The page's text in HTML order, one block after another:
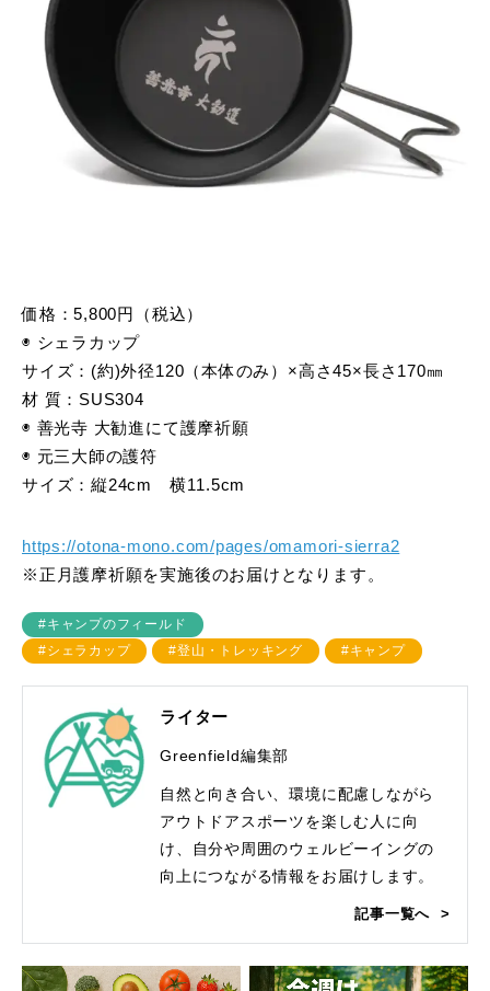
価格：5,800円（税込）
◉ シェラカップ
サイズ：(約)外径120（本体のみ）×高さ45×長さ170㎜
材 質：SUS304
◉ 善光寺 大勧進にて護摩祈願
◉ 元三大師の護符
サイズ：縦24cm 横11.5cm
https://otona-mono.com/pages/omamori-sierra2
※正月護摩祈願を実施後のお届けとなります。
#キャンプのフィールド
#シェラカップ
#登山・トレッキング #キャンプ
ライター
Greenfield編集部
自然と向き合い、環境に配慮しながら
アウトドアスポーツを楽しむ人に向
け、自分や周囲のウェルビーイングの
向上につながる情報をお届けします。
記事一覧へ